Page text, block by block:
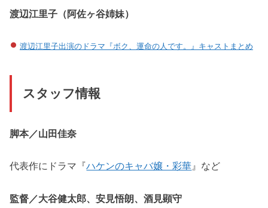
渡辺江里子（阿佐ヶ谷姉妹）
渡辺江里子出演のドラマ『ボク、運命の人です。』キャストまとめ
スタッフ情報
脚本／山田佳奈
代表作にドラマ『ハケンのキャバ嬢・彩華 』など
監督／大谷健太郎、安見悟朗、酒見顕守